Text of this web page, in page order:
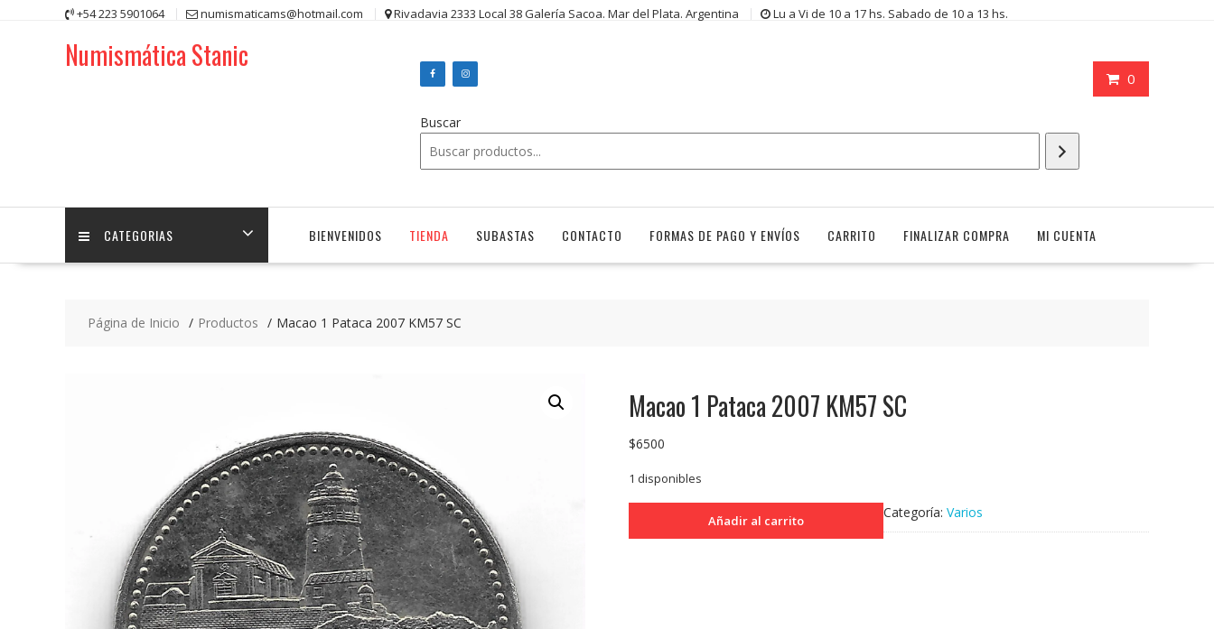
+54 223 5901064 numismaticams@hotmail.com Rivadavia 2333 Local 38 Galería Sacoa. Mar del Plata. Argentina Lu a Vi de 10 a 17 hs. Sabado de 10 a 13 hs.
Numismática Stanic
0
Buscar
CATEGORIAS BIENVENIDOS TIENDA SUBASTAS CONTACTO FORMAS DE PAGO Y ENVÍOS CARRITO FINALIZAR COMPRA MI CUENTA
Página de Inicio Productos Macao 1 Pataca 2007 KM57 SC
Macao 1 Pataca 2007 KM57 SC
$6500
1 disponibles
Añadir al carrito Categoría:Varios